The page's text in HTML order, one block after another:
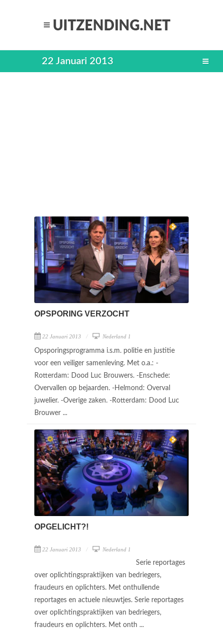
22 Januari 2013
OPSPORING VERZOCHT
22 Januari 2013 Nederland 1
Opsporingsprogramma i.s.m. politie en justitie
voor een veiliger samenleving. Met o.a.: -
Rotterdam: Dood Luc Brouwers. -Enschede:
Overvallen op bejaarden. -Helmond: Overval
juwelier. -Overige zaken. -Rotterdam: Dood Luc
Brouwer ...
OPGELICHT?!
22 Januari 2013 Nederland 1
Serie reportages
over oplichtingspraktijken van bedriegers,
fraudeurs en oplichters. Met onthullende
reportages en actuele nieuwtjes. Serie reportages
over oplichtingspraktijken van bedriegers,
fraudeurs en oplichters. Met onth ...